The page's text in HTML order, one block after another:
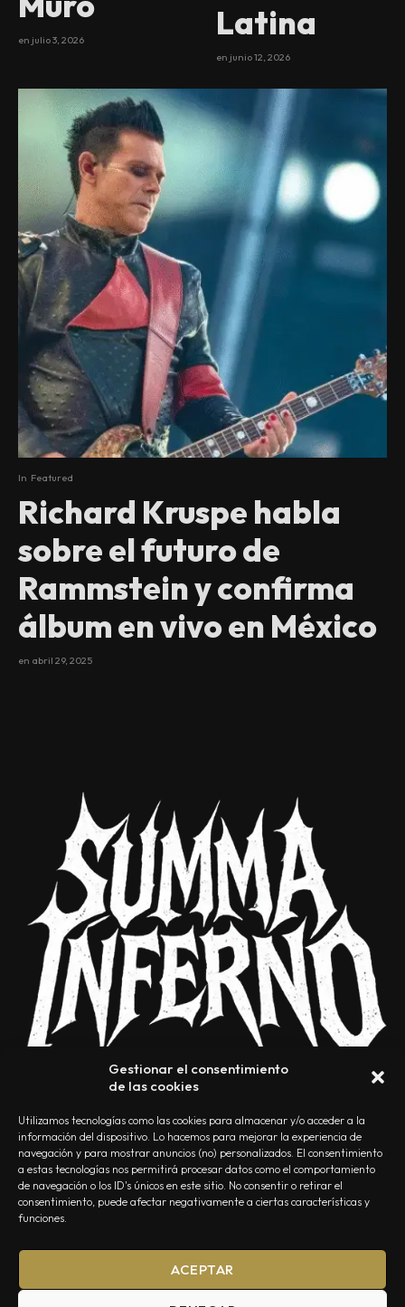
Gestionar el consentimiento
de las cookies
Utilizamos tecnologías como las cookies para almacenar y/o acceder a la
información del dispositivo. Lo hacemos para mejorar la experiencia de
navegación y para mostrar anuncios (no) personalizados. El consentimiento
a estas tecnologías nos permitirá procesar datos como el comportamiento
de navegación o los ID's únicos en este sitio. No consentir o retirar el
consentimiento, puede afectar negativamente a ciertas características y
funciones.
ACEPTAR
en julio 3, 2026
Latina
en junio 12, 2026
In Featured
Richard Kruspe habla
sobre el futuro de
Rammstein y confirma
álbum en vivo en México
en abril 29, 2025
NOSOTROS CONTACTO EDITORIAL POLÍTICA DE PRIVACIDAD